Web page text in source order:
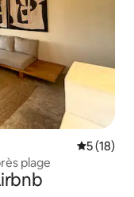
Note
5 (18)
plage